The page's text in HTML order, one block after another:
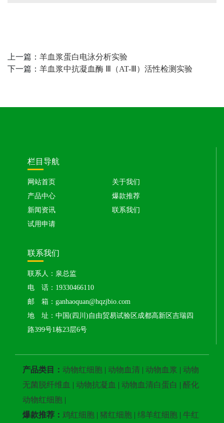
上一篇： 羊血浆蛋白电泳分析实验
下一篇： 羊血浆中抗凝血酶 Ⅲ（AT-Ⅲ）活性检测实验
栏目导航
网站首页
关于我们
产品中心
爆款推荐
新闻资讯
联系我们
试用申请
联系我们
联系人：泉总监
电 话：19330466110
邮 箱：ganhaoquan@hqzjbio.com
地 址：中国(四川)自由贸易试验区成都高新区吉瑞四
路399号1栋23层6号
产品类目： 动物红细胞 | 动物血清 | 动物血浆 | 动物
无菌脱纤维血 | 动物抗凝血 | 动物血清白蛋白 | 醛化
动物红细胞 |
爆款推荐： 鸡红细胞 | 猪红细胞 | 绵羊红细胞 | 牛红